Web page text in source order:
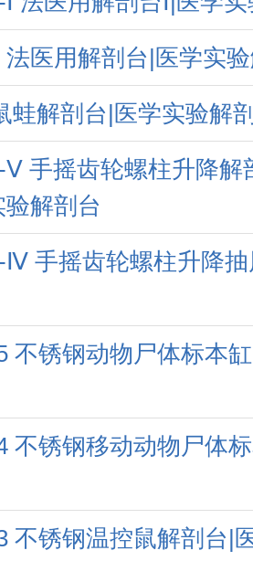
法医用解剖台|医学实
蛙解剖台|医学实验解
Ⅴ 手摇齿轮螺柱升降解
解剖台
Ⅳ 手摇齿轮螺柱升降
不锈钢动物尸体标本
不锈钢移动动物尸体
不锈钢温控鼠解剖台|